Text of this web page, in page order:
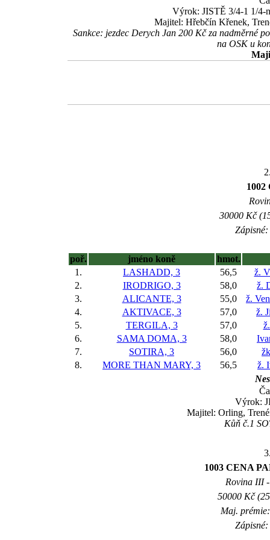
Výrok: JISTĚ 3/4-1 1/4-
Majitel: Hřebčín Křenek,
Sankce: jezdec Derych Jan 200 Kč za nadměrné
na OSK u
30000 Kč
poř. jméno koně
hmot.
1.
LASHADD, 3 56,5
ž.
2.
IRODRIGO, 3 58,0
ž.
3.
ALICANTE, 3 55,0
ž.
4.
AKTIVACE, 3 57,0
ž.
5.
TERGILA, 3 57,0
6.
SAMA DOMA, 3 58,0
7.
SOTIRA, 3 56,0
8.
MORE THAN MARY, 3 56,5
ž.
Výrok:
Majitel: Orling,
Kůň č.1
1003 CENA
Rovina III
50000 Kč
Maj.